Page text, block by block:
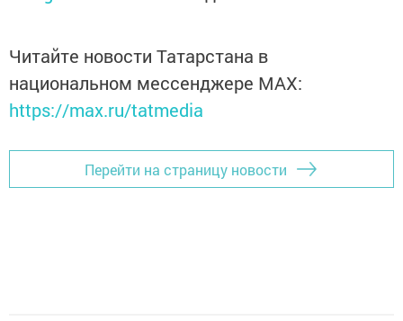
Читайте новости Татарстана в
национальном мессенджере MАХ:
https://max.ru/tatmedia
Перейти на страницу новости